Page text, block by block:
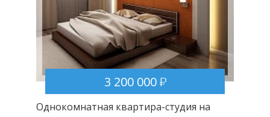
3 200 000
Однокомнатная квартира-студия на